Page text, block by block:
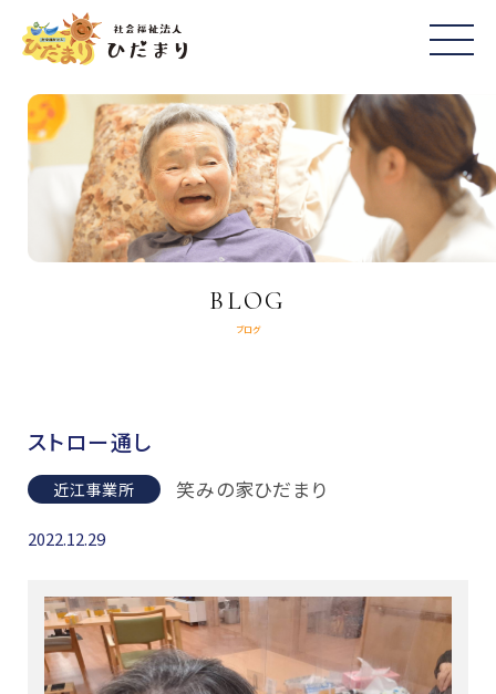
BLOG
ブログ
ストロー通し
近江事業所 笑みの家ひだまり
2022.12.29